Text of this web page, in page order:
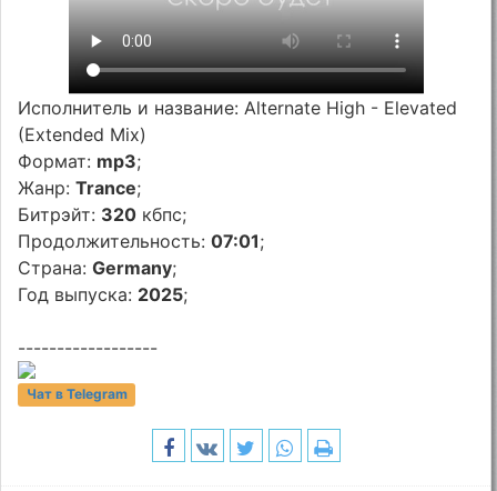
Исполнитель и название: Alternate High - Elevated
(Extended Mix)
Формат: mp3;
Жанр:Trance;
Битрэйт: 320 кбпс;
Продолжительность:07:01;
Страна:Germany;
Год выпуска: 2025;
------------------
Чат в Telegram